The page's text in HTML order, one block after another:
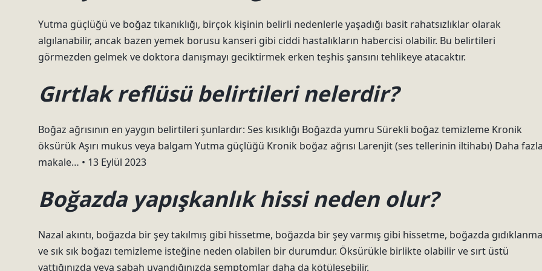
Yutma güçlüğü ve boğaz tıkanıklığı, birçok kişinin belirli nedenlerle yaşadığı basit rahatsızlıklar olarak
algılanabilir, ancak bazen yemek borusu kanseri gibi ciddi hastalıkların habercisi olabilir. Bu belirtileri
görmezden gelmek ve doktora danışmayı geciktirmek erken teşhis şansını tehlikeye atacaktır.
Gırtlak reflüsü belirtileri nelerdir?
Boğaz ağrısının en yaygın belirtileri şunlardır: Ses kısıklığı Boğazda yumru Sürekli boğaz temizleme Kronik
öksürük Aşırı mukus veya balgam Yutma güçlüğü Kronik boğaz ağrısı Larenjit (ses tellerinin iltihabı) Daha
makale… • 13 Eylül 2023
Boğazda yapışkanlık hissi neden olur?
Nazal akıntı, boğazda bir şey takılmış gibi hissetme, boğazda bir şey varmış gibi hissetme, boğazda gıdıklanma
ve sık sık boğazı temizleme isteğine neden olabilen bir durumdur. Öksürükle birlikte olabilir ve sırt üstü
yattığınızda veya sabah uyandığınızda semptomlar daha da kötüleşebilir.